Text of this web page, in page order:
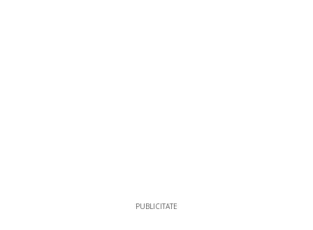
PUBLICITATE